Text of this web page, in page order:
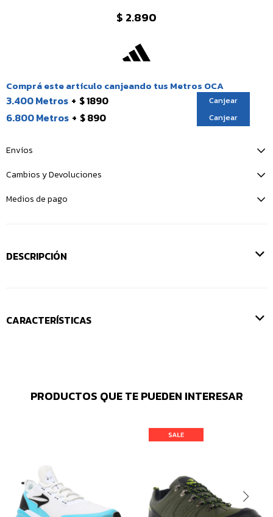
$ 2.890
Comprá este artículo canjeando tus Metros OCA
3.400 Metros $ 1890 Canjear
6.800 Metros $ 890 Canjear
Envíos
Cambios y Devoluciones
Medios de pago
DESCRIPCIÓN
CARACTERÍSTICAS
PRODUCTOS QUE TE PUEDEN INTERESAR